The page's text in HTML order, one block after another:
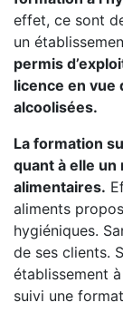
effet, ce sont
un
permis
licence en vue
alcoolisées.
La formation
quant à elle
alimentaires.
aliments
hygiéniques.
de ses clients.
établissement
suivi une